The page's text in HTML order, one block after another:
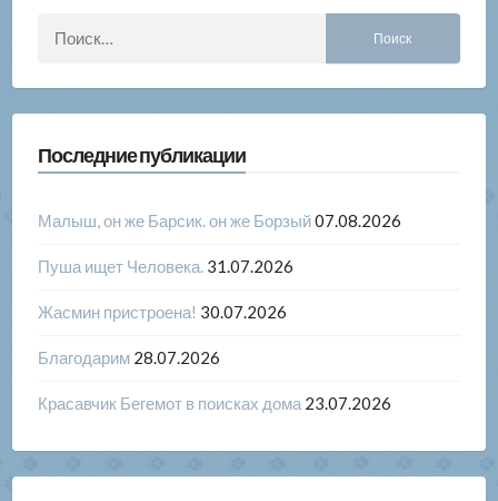
Последние публикации
Малыш, он же Барсик. он же Борзый07.08.2026
Пуша ищет Человека. 31.07.2026
Жасмин пристроена! 30.07.2026
Благодарим 28.07.2026
Красавчик Бегемот в поисках дома 23.07.2026